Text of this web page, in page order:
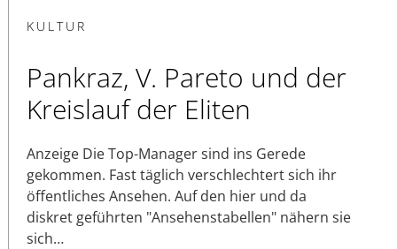
KULTUR
Pankraz, V. Pareto und der
Kreislauf der Eliten
Anzeige Die Top-Manager sind ins Gerede
gekommen. Fast täglich verschlechtert sich ihr
öffentliches Ansehen. Auf den hier und da
diskret geführten "Ansehenstabellen" nähern sie
sich…